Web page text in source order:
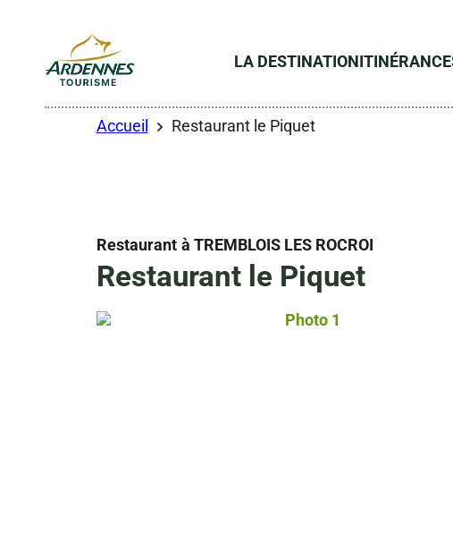
LA DESTINATION
Accueil Restaurant le Piquet
Restaurant à TREMBLOIS LES ROCROI
Restaurant le Piquet
Photo 1, © Droits gérés